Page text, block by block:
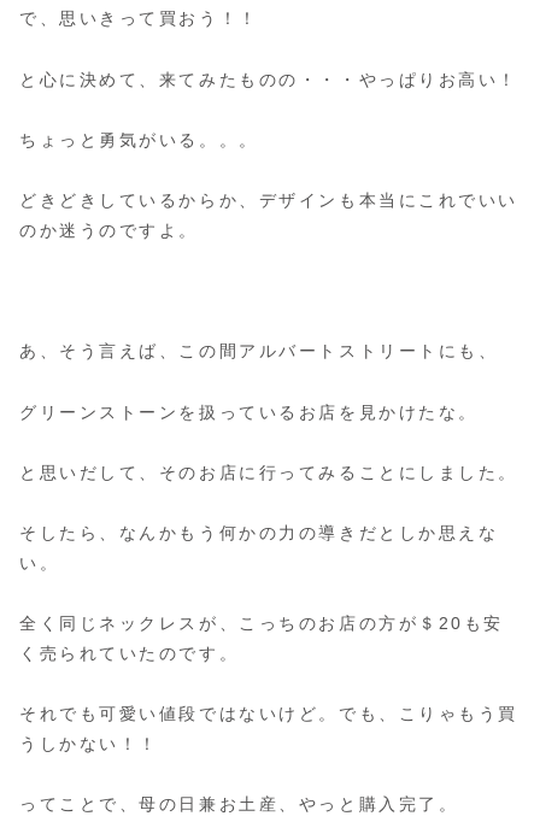
で、思いきって買おう！！
と心に決めて、来てみたものの・・・やっぱりお高い！
ちょっと勇気がいる。。。
どきどきしているからか、デザインも本当にこれでいい
のか迷うのですよ。
あ、そう言えば、この間アルバートストリートにも、
グリーンストーンを扱っているお店を見かけたな。
と思いだして、そのお店に行ってみることにしました。
そしたら、なんかもう何かの力の導きだとしか思えな
い。
全く同じネックレスが、こっちのお店の方が＄20も安
く売られていたのです。
それでも可愛い値段ではないけど。でも、こりゃもう買
うしかない！！
ってことで、母の日兼お土産、やっと購入完了。